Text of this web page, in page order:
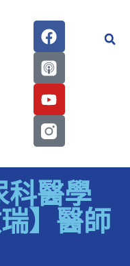
科醫學
】醫師